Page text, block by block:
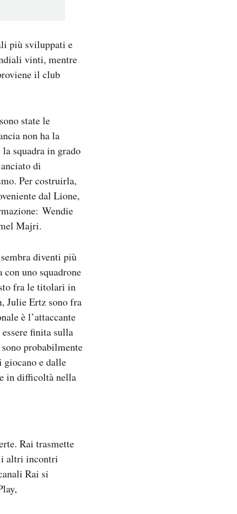
più sviluppati e
vinti, mentre
il club
state le
non ha la
squadra in grado
di
Per costruirla,
dal Lione,
Wendie
Majri.
diventi più
con uno squadrone
fra le titolari in
Julie Ertz sono fra
è l’attaccante
finita sulla
probabilmente
giocano e dalle
in difficoltà nella
Rai trasmette
altri incontri
Rai si